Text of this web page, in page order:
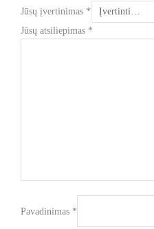
Jūsų įvertinimas *
Jūsų atsiliepimas *
Pavadinimas *